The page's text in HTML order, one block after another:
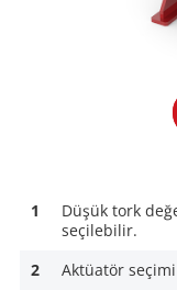
1
Düşük tork
seçilebilir.
2
Aktüatör